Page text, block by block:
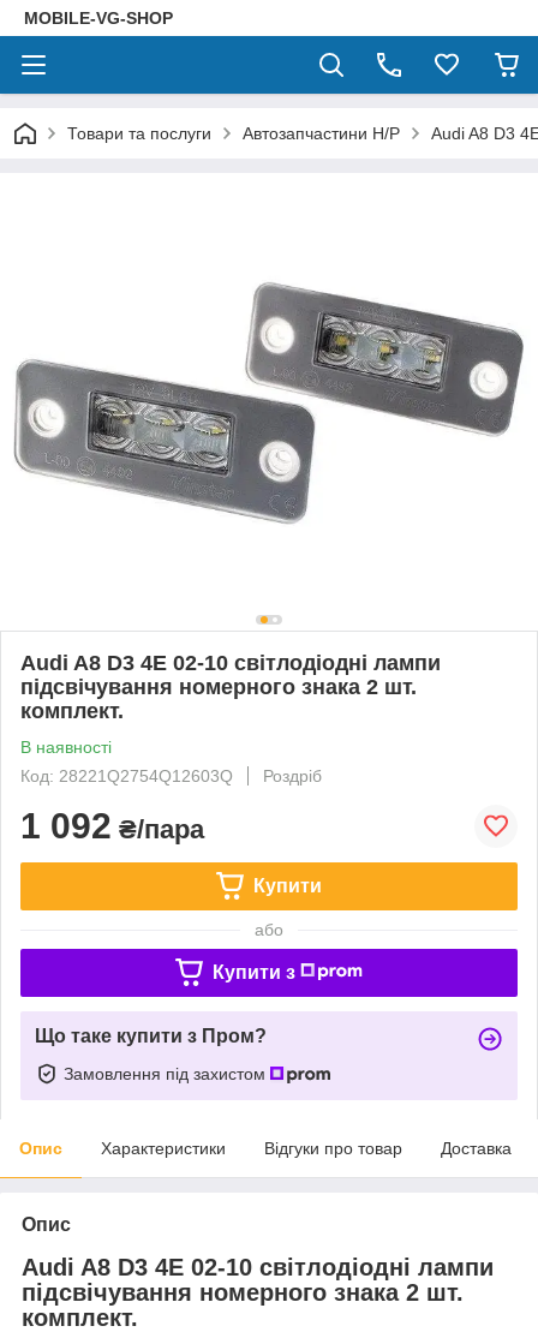
MOBILE-VG-SHOP
Товари та послуги Автозапчастини Н/Р Audi A8 D3
Audi A8 D3 4E 02-10 світлодіодні лампи
підсвічування номерного знака 2 шт.
комплект.
В наявності
Код: 28221Q2754Q12603Q
Роздріб
1 092 ₴/пара
Купити
або
Купити з
Що таке купити з Пром?
Замовлення під захистом
Опис Характеристики Відгуки про товар Доставка
Опис
Audi A8 D3 4E 02-10 світлодіодні лампи
підсвічування номерного знака 2 шт.
комплект.